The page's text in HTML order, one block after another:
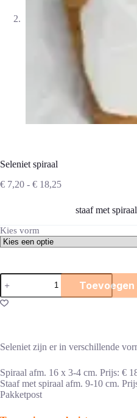
Seleniet spiraal
€ 7,20 - € 18,25Prijsklasse:
€ 18,25
staaf met
Kies vorm
Seleniet
spiraal
aantal
Seleniet zijn er in verschillende
Spiraal afm. 16 x 3-4 cm. Prijs: €
Staaf met spiraal afm. 9-10 cm.
Pakketpost